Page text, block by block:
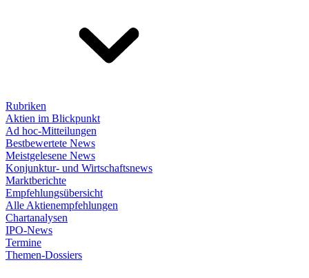
Rubriken
Aktien im Blickpunkt
Ad hoc-Mitteilungen
Bestbewertete News
Meistgelesene News
Konjunktur- und Wirtschaftsnews
Marktberichte
Empfehlungsübersicht
Alle Aktienempfehlungen
Chartanalysen
IPO-News
Termine
Themen-Dossiers